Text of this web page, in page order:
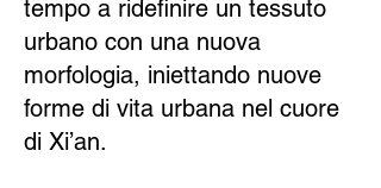
tempo a ridefinire un tessuto
urbano con una nuova
morfologia, iniettando nuove
forme di vita urbana nel cuore
di Xi’an.